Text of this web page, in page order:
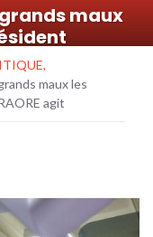
maux
,
maux les
agit